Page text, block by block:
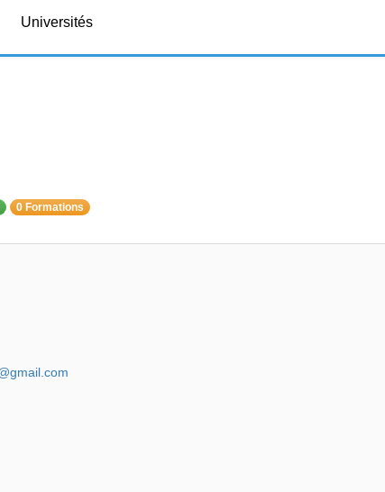
Universités
0 Formations